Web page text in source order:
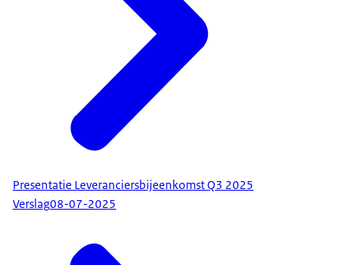
Presentatie Leveranciersbijeenkomst Q3 2025
Verslag08-07-2025